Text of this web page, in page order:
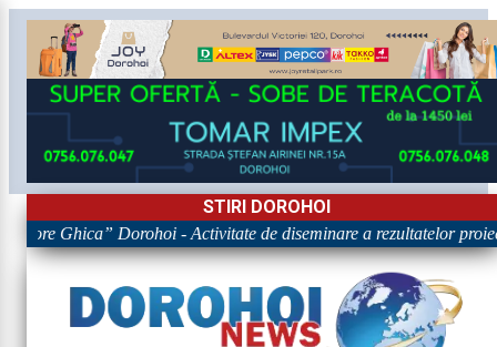
STIRI DOROHOI
Ghica” Dorohoi - Activitate de diseminare a rezultatelor